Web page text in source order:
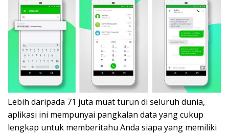
Lebih daripada 71 juta muat turun di seluruh dunia,
aplikasi ini mempunyai pangkalan data yang cukup
lengkap untuk memberitahu Anda siapa yang memiliki